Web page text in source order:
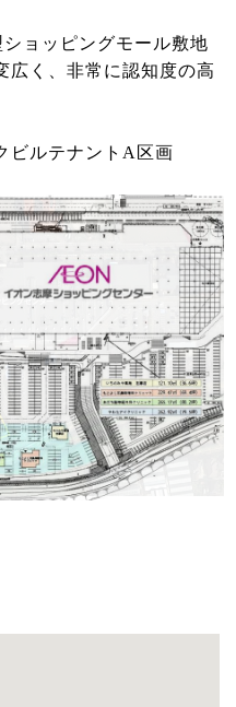
ョッピングモール敷地
広く、非常に認知度の高
ルテナントA区画